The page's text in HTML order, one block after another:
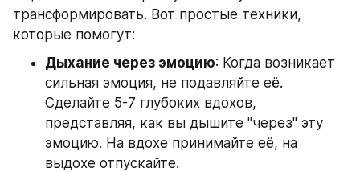
трансформировать. Вот простые техники,
которые помогут:
Дыхание через эмоцию: Когда возникает
сильная эмоция, не подавляйте её.
Сделайте 5-7 глубоких вдохов,
представляя, как вы дышите "через" эту
эмоцию. На вдохе принимайте её, на
выдохе отпускайте.